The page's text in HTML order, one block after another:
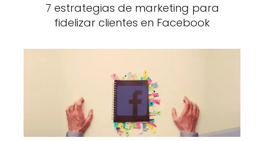
7 estrategias de marketing para
fidelizar clientes en Facebook